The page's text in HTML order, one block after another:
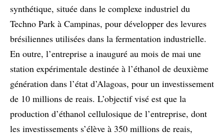
synthétique, située dans le complexe industriel du
Techno Park à Campinas, pour développer des levures
brésiliennes utilisées dans la fermentation industrielle.
En outre, l’entreprise a inauguré au mois de mai une
station expérimentale destinée à l’éthanol de deuxième
génération dans l’état d’Alagoas, pour un investissement
de 10 millions de reais. L’objectif visé est que la
production d’éthanol cellulosique de l’entreprise, dont
les investissements s’élève à 350 millions de reais,